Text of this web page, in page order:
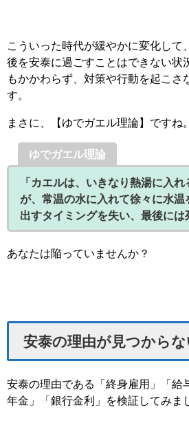
こういった時代が緩やかに変化して
後を安泰に過ごすことはできない状
もかかわらず、対策や行動を起こさ
す。
まさに、【ゆでガエル理論】ですね。
ゆでガエル理論
「カエルは、いきなり熱湯に入
が、常温の水に入れて徐々に水温
出すタイミングを失い、最後には
あなたは陥っていませんか？
安泰の理由が見つからな
安泰の理由である「終身雇用」「給
年金」「銀行金利」を検証してみま